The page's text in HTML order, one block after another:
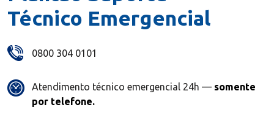
Técnico Emergencial
0800 304 0101
Atendimento técnico emergencial 24h — somente
por telefone.